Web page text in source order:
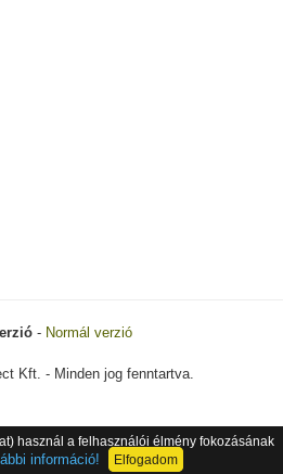
- Normál verzió
Kft. - Minden jog fenntartva.
használ a felhasználói élmény fokozásának
információ! Elfogadom